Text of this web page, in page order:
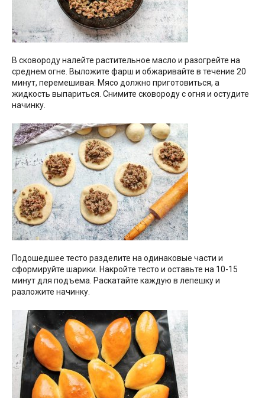
В сковороду налейте растительное масло и разогрейте на
среднем огне. Выложите фарш и обжаривайте в течение 20
минут, перемешивая. Мясо должно приготовиться, а
жидкость выпариться. Снимите сковороду с огня и остудите
начинку.
Подошедшее тесто разделите на одинаковые части и
сформируйте шарики. Накройте тесто и оставьте на 10-15
минут для подъема. Раскатайте каждую в лепешку и
разложите начинку.